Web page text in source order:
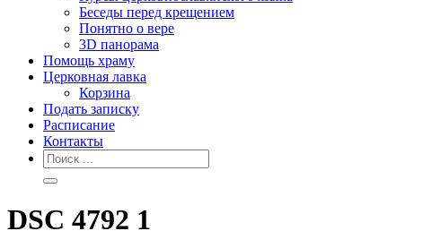
Беседы перед крещением
Понятно о вере
3D панорама
Помощь храму
Церковная лавка
Корзина
Подать записку
Расписание
Контакты
DSC 4792 1